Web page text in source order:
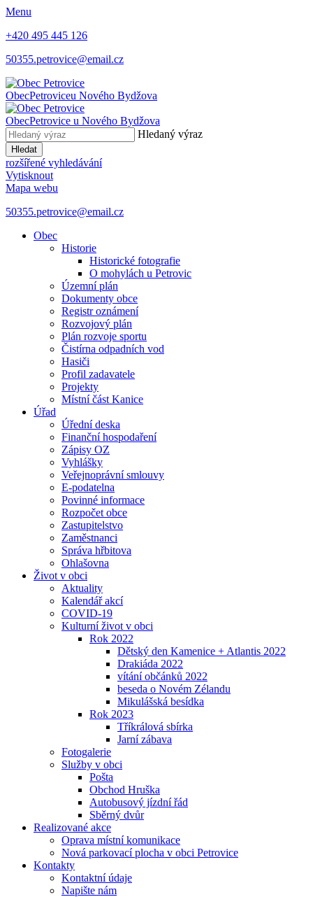
Menu
+420 495 445 126
50355.petrovice@email.cz
ObecPetroviceu Nového Bydžova
ObecPetrovice u Nového Bydžova
Hledaný výraz
Hledat
rozšířené vyhledávání
Vytisknout
Mapa webu
50355.petrovice@email.cz
Obec
Historie
Historické fotografie
O mohylách u Petrovic
Územní plán
Dokumenty obce
Registr oznámení
Rozvojový plán
Plán rozvoje sportu
Čistírna odpadních vod
Hasiči
Profil zadavatele
Projekty
Místní část Kanice
Úřad
Úřední deska
Finanční hospodaření
Zápisy OZ
Vyhlášky
Veřejnoprávní smlouvy
E-podatelna
Povinné informace
Rozpočet obce
Zastupitelstvo
Zaměstnanci
Správa hřbitova
Ohlašovna
Život v obci
Aktuality
Kalendář akcí
COVID-19
Kulturní život v obci
Rok 2022
Dětský den Kamenice + Atlantis 2022
Drakiáda 2022
vítání občánků 2022
beseda o Novém Zélandu
Mikulášská besídka
Rok 2023
Tříkrálová sbírka
Jarní zábava
Fotogalerie
Služby v obci
Pošta
Obchod Hruška
Autobusový jízdní řád
Sběrný dvůr
Realizované akce
Oprava místní komunikace
Nová parkovací plocha v obci Petrovice
Kontakty
Kontaktní údaje
Napište nám